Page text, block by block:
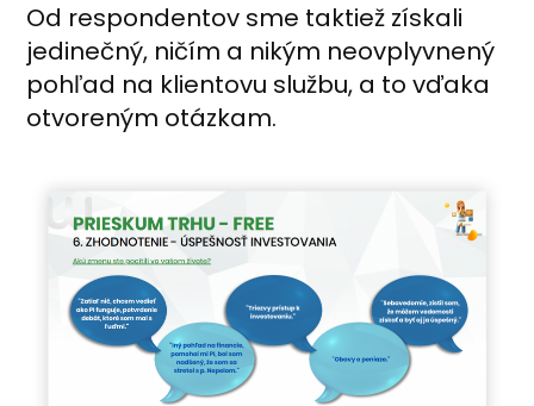
Od respondentov sme taktiež získali
jedinečný, ničím a nikým neovplyvnený
pohľad na klientovu službu, a to vďaka
otvoreným otázkam.